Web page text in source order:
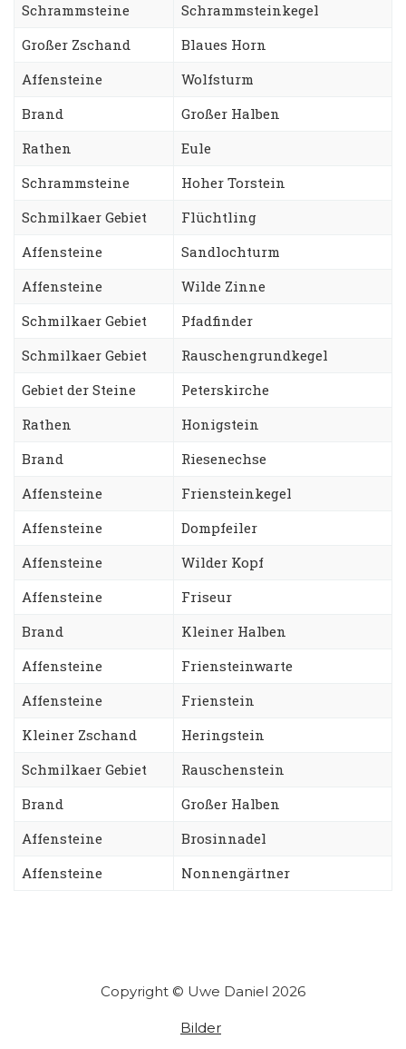
Schrammsteine
Schrammsteinkegel
Großer Zschand
Blaues Horn
Affensteine
Wolfsturm
Brand
Großer Halben
Rathen
Eule
Schrammsteine
Hoher Torstein
Schmilkaer Gebiet
Flüchtling
Affensteine
Sandlochturm
Affensteine
Wilde Zinne
Schmilkaer Gebiet
Pfadfinder
Schmilkaer Gebiet
Rauschengrundkegel
Gebiet der Steine
Peterskirche
Rathen
Honigstein
Brand
Riesenechse
Affensteine
Friensteinkegel
Affensteine
Dompfeiler
Affensteine
Wilder Kopf
Affensteine
Friseur
Brand
Kleiner Halben
Affensteine
Friensteinwarte
Affensteine
Frienstein
Kleiner Zschand
Heringstein
Schmilkaer Gebiet
Rauschenstein
Brand
Großer Halben
Affensteine
Brosinnadel
Affensteine
Nonnengärtner
Copyright © Uwe Daniel 2026
Bilder